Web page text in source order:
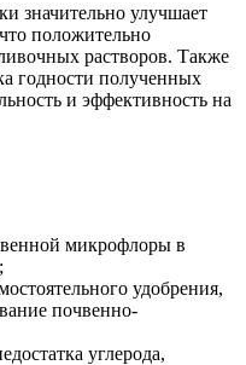
значительно улучшает
положительно
растворов. Также
годности полученных
и эффективность на
микрофлоры в
удобрения,
почвенно-
углерода,